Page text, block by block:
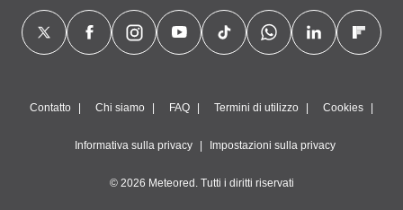
Contatto Chi siamo FAQ Termini di utilizzo Cookies
Informativa sulla privacy Impostazioni sulla privacy
© 2026 Meteored. Tutti i diritti riservati